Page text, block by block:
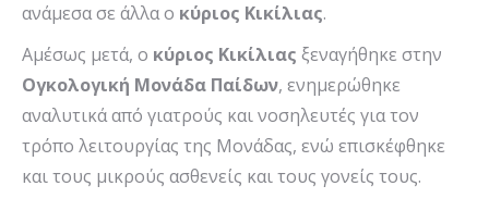
ανάμεσα σε άλλα ο κύριος Κικίλιας.
Αμέσως μετά, ο κύριος Κικίλιας ξεναγήθηκε στην
Ογκολογική Μονάδα Παίδων, ενημερώθηκε
αναλυτικά από γιατρούς και νοσηλευτές για τον
τρόπο λειτουργίας της Μονάδας, ενώ επισκέφθηκε
και τους μικρούς ασθενείς και τους γονείς τους.